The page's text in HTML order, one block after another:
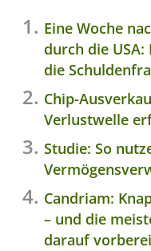
Eine Woche
durch die
die
Chip-
Verlustwelle
Studie: So
Candriam:
– und die
darauf